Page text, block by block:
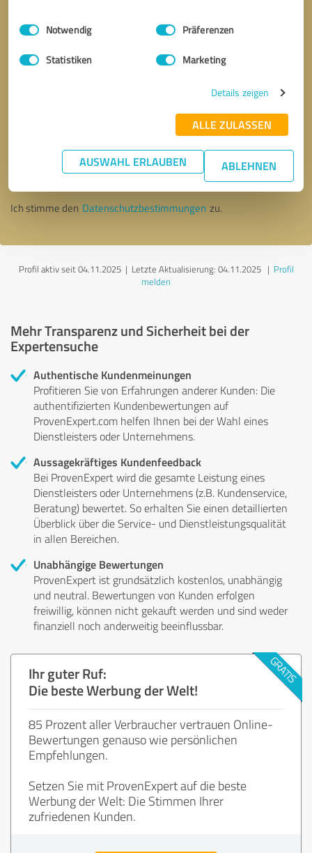
Impressum Datenschutzbestimmungen
Einwilligungsauswahl
Notwendig Präferenzen
Statistiken Marketing
Details zeigen
ALLE ZULASSEN
AUSWAHL ERLAUBEN ABLEHNEN
* Erforderliche Angaben
Nachricht senden
Ich stimme den Datenschutzbestimmungen zu.
Profil aktiv seit 04.11.2025 | Letzte Aktualisierung: 04.11.2025| Profil
melden
Mehr Transparenz und Sicherheit bei der
Expertensuche
Authentische Kundenmeinungen
Profitieren Sie von Erfahrungen anderer Kunden: Die
authentifizierten Kundenbewertungen auf
ProvenExpert.com helfen Ihnen bei der Wahl eines
Dienstleisters oder Unternehmens.
Aussagekräftiges Kundenfeedback
Bei ProvenExpert wird die gesamte Leistung eines
Dienstleisters oder Unternehmens (z.B. Kundenservice,
Beratung) bewertet. So erhalten Sie einen detaillierten
Überblick über die Service- und Dienstleistungsqualität
in allen Bereichen.
Unabhängige Bewertungen
ProvenExpert ist grundsätzlich kostenlos, unabhängig
und neutral. Bewertungen von Kunden erfolgen
freiwillig, können nicht gekauft werden und sind weder
finanziell noch anderweitig beeinflussbar.
Ihr guter Ruf:
Die beste Werbung der Welt!
85 Prozent aller Verbraucher vertrauen Online-
Bewertungen genauso wie persönlichen
Empfehlungen.
Setzen Sie mit ProvenExpert auf die beste
Werbung der Welt: Die Stimmen Ihrer
zufriedenen Kunden.